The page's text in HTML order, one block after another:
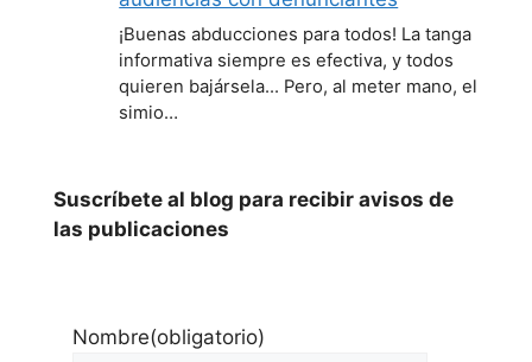
¡Buenas abducciones para todos! La tanga
informativa siempre es efectiva, y todos
quieren bajársela... Pero, al meter mano, el
simio…
Suscríbete al blog para recibir avisos de
las publicaciones
Nombre(obligatorio)